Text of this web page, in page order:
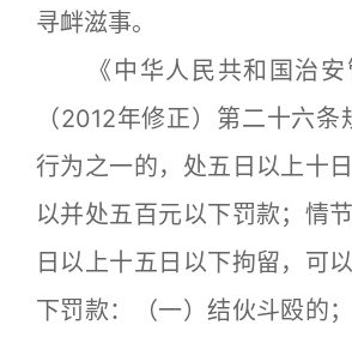
寻衅滋事。
《中华人民共和国治安
（2012年修正）第二十六条
行为之一的，处五日以上十
以并处五百元以下罚款；情
日以上十五日以下拘留，可
下罚款：（一）结伙斗殴的